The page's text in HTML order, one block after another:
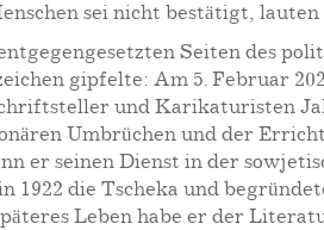
sei nicht bestätigt,
Seiten des
gipfelte: Am 5. Februar
und Karikaturisten
Umbrüchen und der
er seinen Dienst in der
die Tscheka und
Leben habe er der